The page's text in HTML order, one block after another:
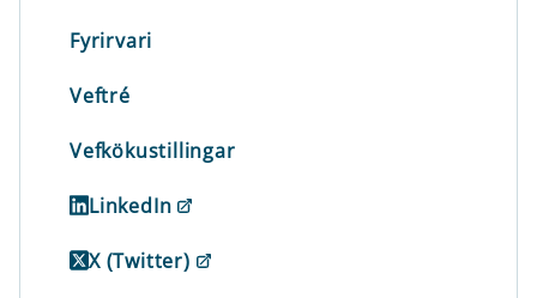
Fyrirvari
Veftré
Vefkökustillingar
LinkedIn
X (Twitter)